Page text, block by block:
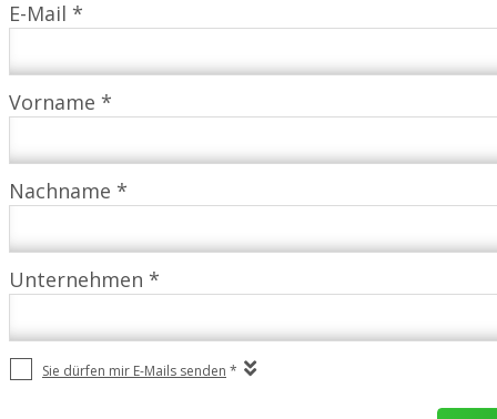
E-Mail *
Vorname *
Nachname *
Unternehmen *
Sie dürfen mir E-Mails senden *